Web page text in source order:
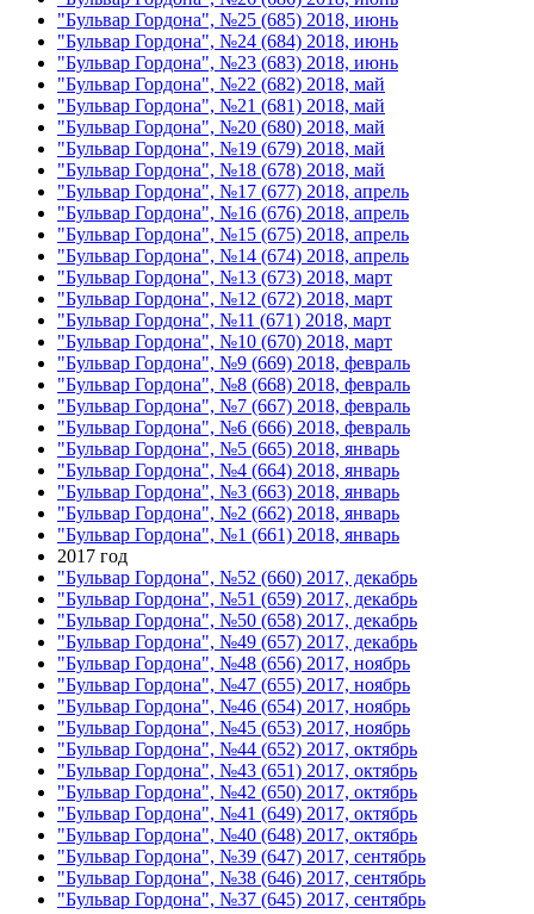
"Бульвар Гордона", №25 (685) 2018, июнь
"Бульвар Гордона", №24 (684) 2018, июнь
"Бульвар Гордона", №23 (683) 2018, июнь
"Бульвар Гордона", №22 (682) 2018, май
"Бульвар Гордона", №21 (681) 2018, май
"Бульвар Гордона", №20 (680) 2018, май
"Бульвар Гордона", №19 (679) 2018, май
"Бульвар Гордона", №18 (678) 2018, май
"Бульвар Гордона", №17 (677) 2018, апрель
"Бульвар Гордона", №16 (676) 2018, апрель
"Бульвар Гордона", №15 (675) 2018, апрель
"Бульвар Гордона", №14 (674) 2018, апрель
"Бульвар Гордона", №13 (673) 2018, март
"Бульвар Гордона", №12 (672) 2018, март
"Бульвар Гордона", №11 (671) 2018, март
"Бульвар Гордона", №10 (670) 2018, март
"Бульвар Гордона", №9 (669) 2018, февраль
"Бульвар Гордона", №8 (668) 2018, февраль
"Бульвар Гордона", №7 (667) 2018, февраль
"Бульвар Гордона", №6 (666) 2018, февраль
"Бульвар Гордона", №5 (665) 2018, январь
"Бульвар Гордона", №4 (664) 2018, январь
"Бульвар Гордона", №3 (663) 2018, январь
"Бульвар Гордона", №2 (662) 2018, январь
"Бульвар Гордона", №1 (661) 2018, январь
2017 год
"Бульвар Гордона", №52 (660) 2017, декабрь
"Бульвар Гордона", №51 (659) 2017, декабрь
"Бульвар Гордона", №50 (658) 2017, декабрь
"Бульвар Гордона", №49 (657) 2017, декабрь
"Бульвар Гордона", №48 (656) 2017, ноябрь
"Бульвар Гордона", №47 (655) 2017, ноябрь
"Бульвар Гордона", №46 (654) 2017, ноябрь
"Бульвар Гордона", №45 (653) 2017, ноябрь
"Бульвар Гордона", №44 (652) 2017, октябрь
"Бульвар Гордона", №43 (651) 2017, октябрь
"Бульвар Гордона", №42 (650) 2017, октябрь
"Бульвар Гордона", №41 (649) 2017, октябрь
"Бульвар Гордона", №40 (648) 2017, октябрь
"Бульвар Гордона", №39 (647) 2017, сентябрь
"Бульвар Гордона", №38 (646) 2017, сентябрь
"Бульвар Гордона", №37 (645) 2017, сентябрь